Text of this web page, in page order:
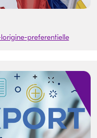
preferentielle